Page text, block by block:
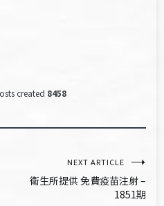
created 8458
NEXT ARTICLE
衛生所提供 免費疫苗注射 –
1851期